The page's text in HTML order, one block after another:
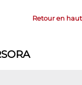
Retour en haut